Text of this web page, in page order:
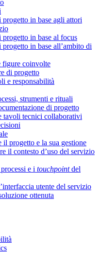
in base agli attori
in base al focus
in base all’ambito di
figure coinvolte
di progetto
e responsabilità
strumenti e rituali
di progetto
tavoli tecnici collaborativi
il progetto e la sua gestione
il contesto d’uso del servizio
e i touchpointdel
utente del servizio
ottenuta